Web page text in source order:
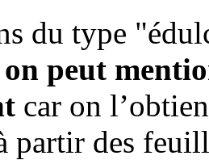
du type
on peut
car on
partir des